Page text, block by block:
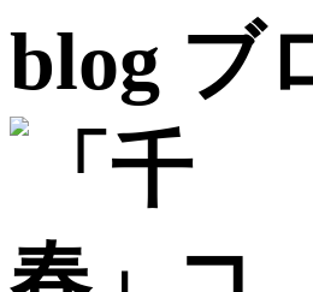
blog ブ